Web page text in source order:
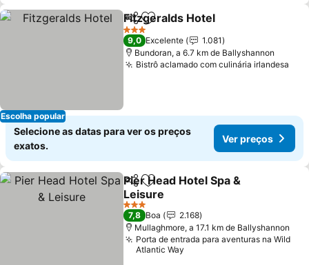
Escolha popular
PartilharAdicionar aos favoritos
Fitzgeralds Hotel
3 Estrelas
9,0 Excelente
1.081
Bundoran, a 6.7 km de Ballyshannon
Bistrô aclamado com culinária irlandesa
Selecione as datas para ver os preços
exatos.
Ver preços
PartilharAdicionar aos favoritos
Pier Head Hotel Spa &
Leisure
Ver preços
3 Estrelas
7,8 Boa
2.168
Mullaghmore, a 17.1 km de Ballyshannon
Porta de entrada para aventuras na Wild
Atlantic Way